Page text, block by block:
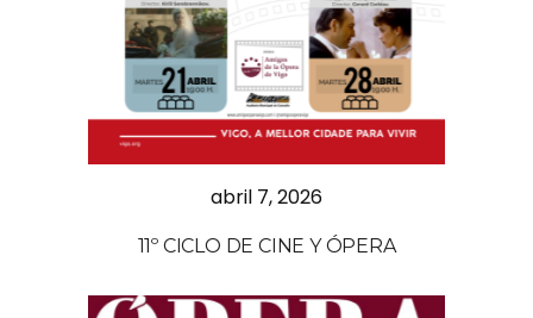
abril 7, 2026
11º CICLO DE CINE Y ÓPERA